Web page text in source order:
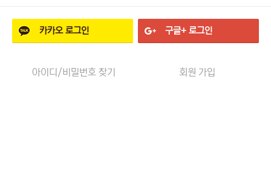
카카오로그인 구글+ 로그인
아이디/비밀번호 찾기 회원 가입